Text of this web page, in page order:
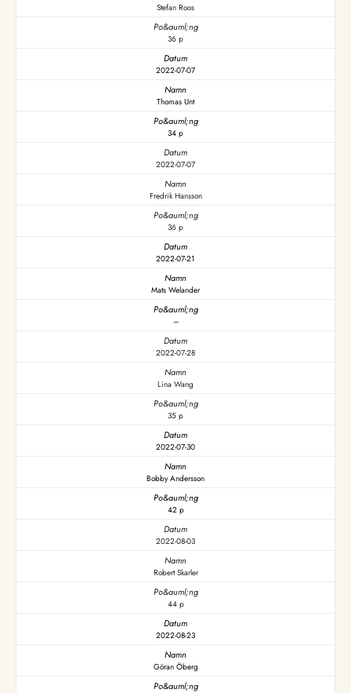
Stefan Roos
36 p
2022-07-07
Thomas Unt
34 p
2022-07-07
Fredrik Hansson
36 p
2022-07-21
Mats Welander
–
2022-07-28
Lina Wang
35 p
2022-07-30
Bobby Andersson
42 p
2022-08-03
Robert Skarler
44 p
2022-08-23
Göran Öberg